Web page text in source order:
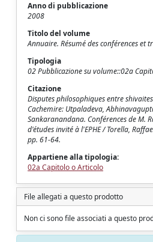
Anno di pubblicazione
2008
Titolo del volume
Annuaire. Résumé des conférences et
Tipologia
02 Pubblicazione su volume::02a
Citazione
Disputes philosophiques entre
Cachemire: Utpaladeva,
Sankaranandana. Conférences de M.
d'études invité à l'EPHE / Torella,
pp. 61-64.
Appartiene alla tipologia:
02a Capitolo o Articolo
File allegati a questo prodotto
Non ci sono file associati a questo